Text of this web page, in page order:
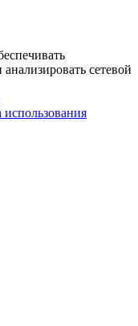
сетевой